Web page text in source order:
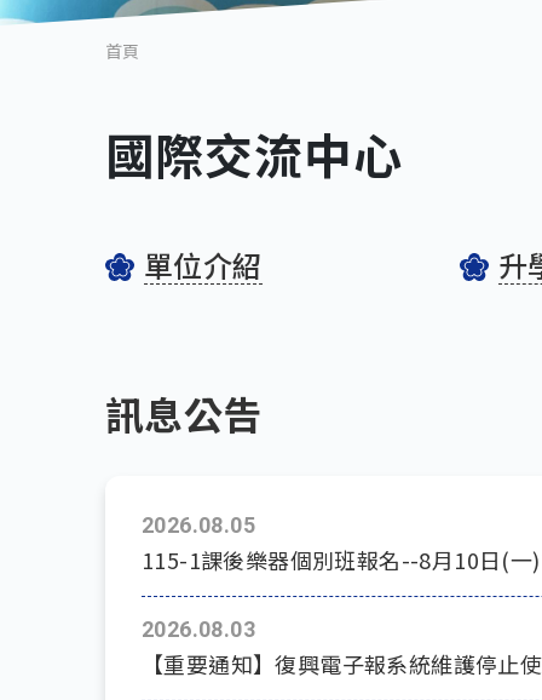
訊息公告
2026.08.05
115-1課後樂器個別班報名--8月10日(一
2026.08.03
【重要通知】復興電子報系統維護停止
單位介紹 升
首頁
國際交流中心